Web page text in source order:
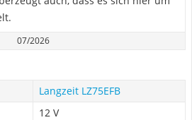
07/2026
Langzeit LZ75EFB
12 V